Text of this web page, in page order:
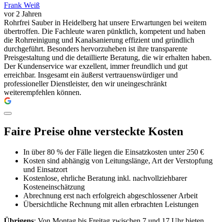
Frank Weiß
vor 2 Jahren
Rohrfrei Sauber in Heidelberg hat unsere Erwartungen bei weitem
übertroffen. Die Fachleute waren pünktlich, kompetent und haben
die Rohrreinigung und Kanalsanierung effizient und gründlich
durchgeführt. Besonders hervorzuheben ist ihre transparente
Preisgestaltung und die detaillierte Beratung, die wir erhalten haben.
Der Kundenservice war exzellent, immer freundlich und gut
erreichbar. Insgesamt ein äußerst vertrauenswürdiger und
professioneller Dienstleister, den wir uneingeschränkt
weiterempfehlen können.
Faire Preise ohne versteckte Kosten
In über 80 % der Fälle liegen die Einsatzkosten unter 250 €
Kosten sind abhängig von Leitungslänge, Art der Verstopfung
und Einsatzort
Kostenlose, ehrliche Beratung inkl. nachvollziehbarer
Kosteneinschätzung
Abrechnung erst nach erfolgreich abgeschlossener Arbeit
Übersichtliche Rechnung mit allen erbrachten Leistungen